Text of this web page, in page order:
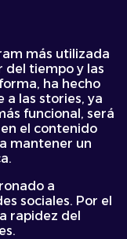
más utilizada
del tiempo y las
ha hecho
las stories, ya
funcional, será
el contenido
mantener un
a
sociales. Por el
rapidez del